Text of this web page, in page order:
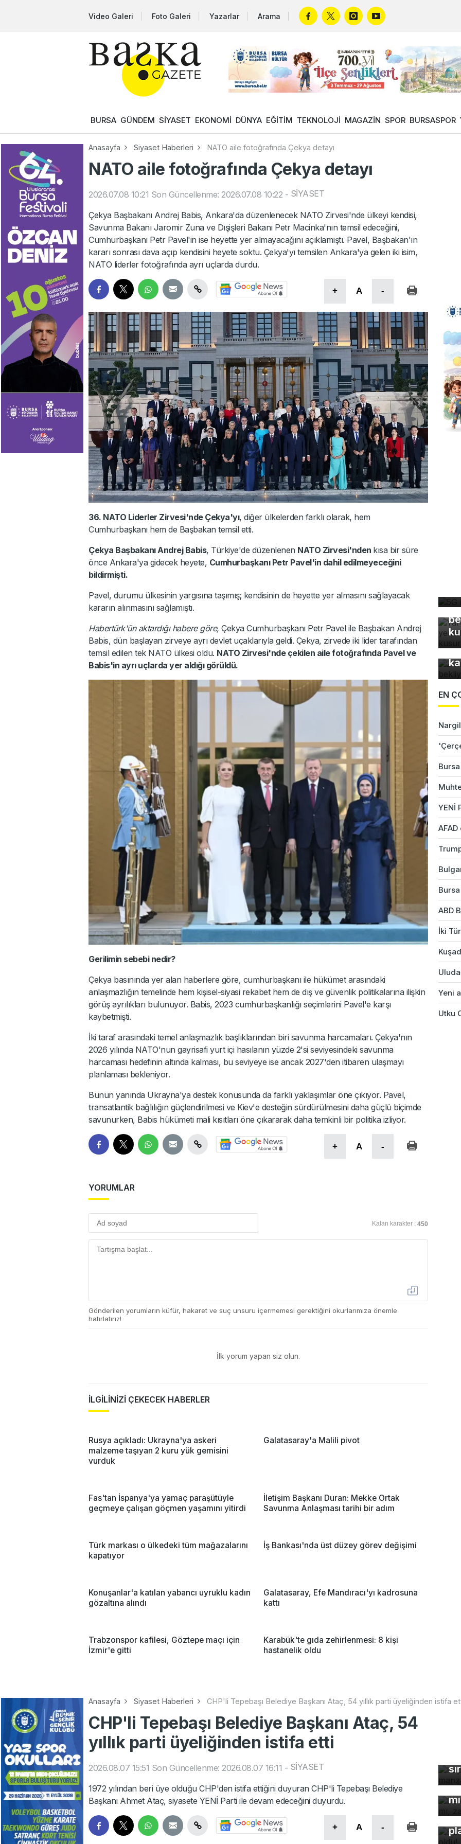
Video Galeri Foto Galeri Yazarlar Arama
BURSA GÜNDEM SİYASET EKONOMİ DÜNYA EĞİTİM TEKNOLOJİ MAGAZİN SPOR BURSASPOR
Anasayfa Siyaset Haberleri NATO aile fotoğrafında Çekya detayı
NATO aile fotoğrafında Çekya detayı
2026.07.08 10:21 Son Güncellenme: 2026.07.08 10:22 - SİYASET
Çekya Başbakanı Andrej Babis, Ankara'da düzenlenecek NATO Zirvesi'nde ülkeyi kendisi,
Savunma Bakanı Jaromir Zuna ve Dışişleri Bakanı Petr Macinka'nın temsil edeceğini,
Cumhurbaşkanı Petr Pavel'in ise heyette yer almayacağını açıklamıştı. Pavel, Başbakan'ın
kararı sonrası dava açıp kendisini heyete soktu. Çekya'yı temsilen Ankara'ya gelen iki isim,
NATO liderler fotoğrafında ayrı uçlarda durdu.
+ A -
36. NATO Liderler Zirvesi'nde Çekya'yı, diğer ülkelerden farklı olarak, hem
Cumhurbaşkanı hem de Başbakan temsil etti.
Çekya Başbakanı Andrej Babis, Türkiye'de düzenlenen NATO Zirvesi'nden kısa bir süre
önce Ankara'ya gidecek heyete, Cumhurbaşkanı Petr Pavel'in dahil edilmeyeceğini
bildirmişti.
Pavel, durumu ülkesinin yargısına taşımış; kendisinin de heyette yer almasını sağlayacak
kararın alınmasını sağlamıştı.
Habertürk'ün aktardığı habere göre, Çekya Cumhurbaşkanı Petr Pavel ile Başbakan Andrej
Babis, dün başlayan zirveye ayrı devlet uçaklarıyla geldi. Çekya, zirvede iki lider tarafından
temsil edilen tek NATO ülkesi oldu. NATO Zirvesi'nde çekilen aile fotoğrafında Pavel ve
Babis'in ayrı uçlarda yer aldığı görüldü.
Gerilimin sebebi nedir?
Çekya basınında yer alan haberlere göre, cumhurbaşkanı ile hükümet arasındaki
anlaşmazlığın temelinde hem kişisel-siyasi rekabet hem de dış ve güvenlik politikalarına ilişkin
görüş ayrılıkları bulunuyor. Babis, 2023 cumhurbaşkanlığı seçimlerini Pavel'e karşı
kaybetmişti.
İki taraf arasındaki temel anlaşmazlık başlıklarından biri savunma harcamaları. Çekya'nın
2026 yılında NATO'nun gayrisafi yurt içi hasılanın yüzde 2'si seviyesindeki savunma
harcaması hedefinin altında kalması, bu seviyeye ise ancak 2027'den itibaren ulaşmayı
planlaması bekleniyor.
Bunun yanında Ukrayna'ya destek konusunda da farklı yaklaşımlar öne çıkıyor. Pavel,
transatlantik bağlılığın güçlendirilmesi ve Kiev'e desteğin sürdürülmesini daha güçlü biçimde
savunurken, Babis hükümeti mali kısıtları öne çıkararak daha temkinli bir politika izliyor.
+ A -
YORUMLAR
Kalan karakter : 450
Gönderilen yorumların küfür, hakaret ve suç unsuru içermemesi gerektiğini okurlarımıza önemle
hatırlatırız!
İlk yorum yapan siz olun.
İLGİLİNİZİ ÇEKECEK HABERLER
Rusya açıkladı: Ukrayna'ya askeri
malzeme taşıyan 2 kuru yük gemisini
vurduk
Galatasaray'a Malili pivot
Fas'tan İspanya'ya yamaç paraşütüyle
geçmeye çalışan göçmen yaşamını yitirdi
İletişim Başkanı Duran: Mekke Ortak
Savunma Anlaşması tarihi bir adım
Türk markası o ülkedeki tüm mağazalarını
kapatıyor
İş Bankası'nda üst düzey görev değişimi
Konuşanlar'a katılan yabancı uyruklu kadın
gözaltına alındı
Galatasaray, Efe Mandıracı'yı kadrosuna
kattı
Trabzonspor kafilesi, Göztepe maçı için
İzmir'e gitti
Karabük'te gıda zehirlenmesi: 8 kişi
hastanelik oldu
Z
EN
YENİ
ABD
İki
Yeni
Utku
Anasayfa Siyaset Haberleri CHP'li Tepebaşı Belediye Başkanı Ataç, 54 yıllık parti üyeliğinden istifa
CHP'li Tepebaşı Belediye Başkanı Ataç, 54
yıllık parti üyeliğinden istifa etti
2026.08.07 15:51 Son Güncellenme: 2026.08.07 16:11 - SİYASET
1972 yılından beri üye olduğu CHP'den istifa ettiğini duyuran CHP'li Tepebaşı Belediye
Başkanı Ahmet Ataç, siyasete YENİ Parti ile devam edeceğini duyurdu.
+ A -